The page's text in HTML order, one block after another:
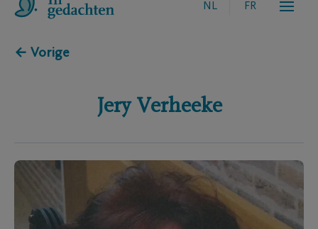
NL FR
← Vorige
Jery Verheeke